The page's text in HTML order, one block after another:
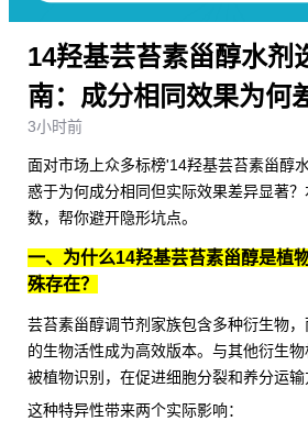
14羟基芸苔素甾醇水剂
南：成分相同效果为何
3小时前
面对市场上众多标榜'14羟基芸苔素甾醇
惑于为何成分相同但实际效果差异显著
数，帮你避开隐形坑点。
一、为什么14羟基芸苔素甾醇是植
殊存在？
芸苔素甾醇调节剂 家族包含多种衍生物
的生物活性成为高效版本。与其他衍生
被植物识别，在促进细胞分裂和养分运输
这种特异性带来两个实际影响：